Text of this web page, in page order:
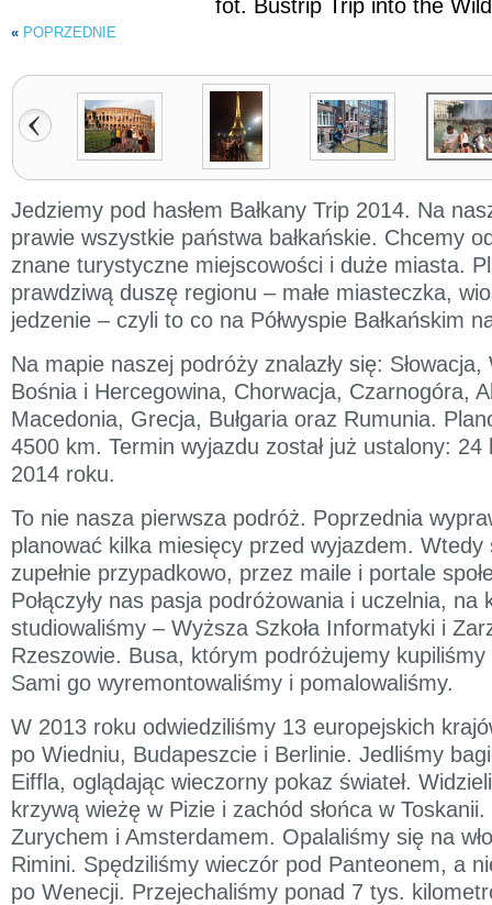
fot. Bustrip Trip into the Wild
« POPRZEDNIE
Jedziemy pod hasłem Bałkany Trip 2014. Na
prawie wszystkie państwa bałkańskie. Chcemy
znane turystyczne miejscowości i duże miasta.
prawdziwą duszę regionu – małe miasteczka,
jedzenie – czyli to co na Półwyspie Bałkańskim
Na mapie naszej podróży znalazły się:
Bośnia i Hercegowina, Chorwacja, Czarnogóra,
Macedonia, Grecja, Bułgaria oraz Rumunia.
4500 km. Termin wyjazdu został już ustalony:
2014 roku.
To nie nasza pierwsza podróż. Poprzednia
planować kilka miesięcy przed wyjazdem. Wtedy
zupełnie przypadkowo, przez maile i portale
Połączyły nas pasja podróżowania i uczelnia, na
studiowaliśmy – Wyższa Szkoła Informatyki i
Rzeszowie. Busa, którym podróżujemy kupiliśmy
Sami go wyremontowaliśmy i pomalowaliśmy.
W 2013 roku odwiedziliśmy 13 europejskich
po Wiedniu, Budapeszcie i Berlinie. Jedliśmy
Eiffla, oglądając wieczorny pokaz świateł.
krzywą wieżę w Pizie i zachód słońca w
Zurychem i Amsterdamem. Opalaliśmy się na
Rimini. Spędziliśmy wieczór pod Panteonem, a
po Wenecji. Przejechaliśmy ponad 7 tys.